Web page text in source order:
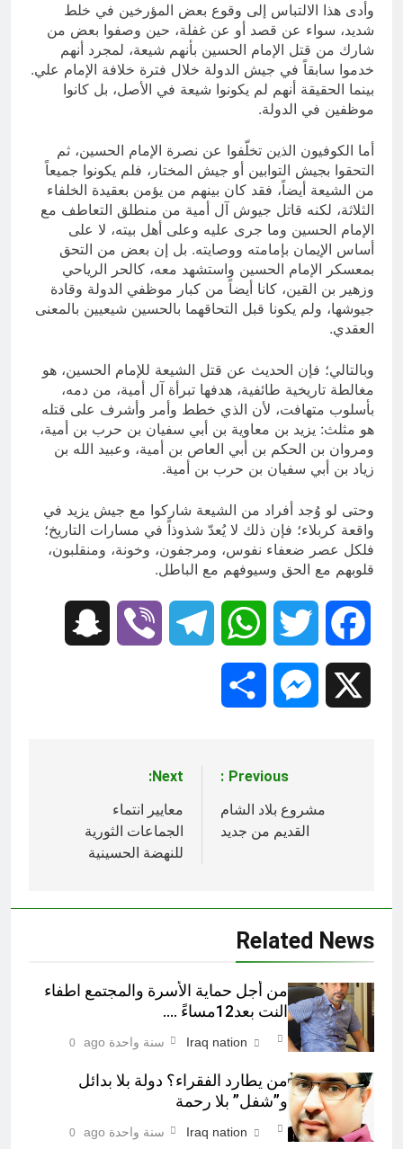
وأدى هذا الالتباس إلى وقوع بعض المؤرخين في خلط
شديد، سواء عن قصد أو عن غفلة، حين وصفوا بعض من
شارك من قتل الإمام الحسين بأنهم شيعة، لمجرد أنهم
خدموا سابقاً في جيش الدولة خلال فترة خلافة الإمام علي.
بينما الحقيقة أنهم لم يكونوا شيعة في الأصل، بل كانوا
موظفين في الدولة.
أما الكوفيون الذين تخلّفوا عن نصرة الإمام الحسين، ثم
التحقوا بجيش التوابين أو جيش المختار، فلم يكونوا جميعاً
من الشيعة أيضاً، فقد كان بينهم من يؤمن بعقيدة الخلفاء
الثلاثة، لكنه قاتل جيوش آل أمية من منطلق التعاطف مع
الإمام الحسين وما جرى عليه وعلى أهل بيته، لا على
أساس الإيمان بإمامته ووصايته. بل إن بعض من التحق
بمعسكر الإمام الحسين واستشهد معه، كالحر الرياحي
وزهير بن القين، كانا أيضاً من كبار موظفي الدولة وقادة
جيوشها، ولم يكونا قبل التحاقهما بالحسين شيعيين بالمعنى
العقدي.
وبالتالي؛ فإن الحديث عن قتل الشيعة للإمام الحسين، هو
مغالطة تاريخية طائفية، هدفها تبرأة آل أمية، من دمه،
بأسلوب متهافت، لأن الذي خطط وأمر وأشرف على قتله
هو مثلث: يزيد بن معاوية بن أبي سفيان بن حرب بن أمية،
ومروان بن الحكم بن أبي العاص بن أمية، وعبيد الله بن
زياد بن أبي سفيان بن حرب بن أمية.
وحتى لو وُجد أفراد من الشيعة شاركوا مع جيش يزيد في
واقعة كربلاء؛ فإن ذلك لا يُعدّ شذوذاً في مسارات التاريخ؛
فلكل عصر ضعفاء نفوس، ومرجفون، وخونة، ومنقلبون،
قلوبهم مع الحق وسيوفهم مع الباطل.
Facebook
Twitter
WhatsApp
Telegram
Viber
Messenger
المقالات
Previous:
مشروع بلاد الشام
القديم من جديد
Next:
معايير انتماء
الجماعات الثورية
للنهضة الحسينية
Related News
من أجل حماية الأسرة والمجتمع اطفاء
النت بعد12مساءً ….
Iraq nation سنة واحدة ago 0
من يطارد الفقراء؟ دولة بلا بدائل
و”شفل” بلا رحمة
Iraq nation سنة واحدة ago 0